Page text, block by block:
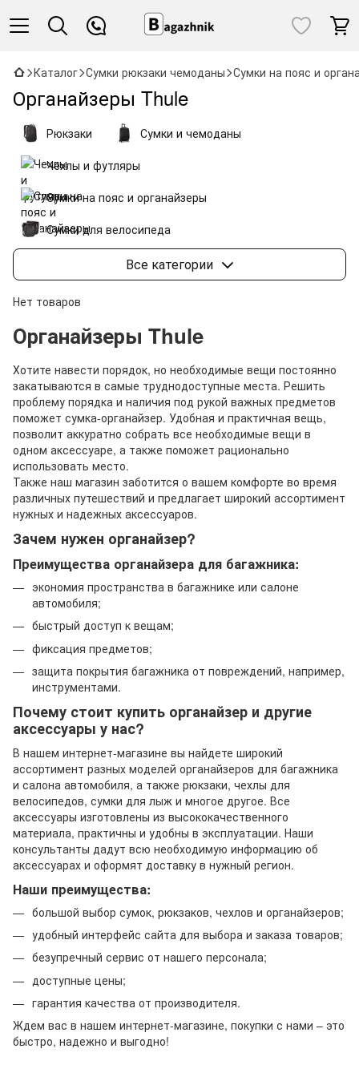
Каталог Сумки рюкзаки чемоданы Сумки на пояс и
Органайзеры Thule
Рюкзаки
Сумки и чемоданы
Чехлы и футляры
Сумки на пояс и органайзеры
Сумки для велосипеда
Сумки для автомобиля
Коллекции Thule
Все категории
Нет товаров
Органайзеры Thule
Хотите навести порядок, но необходимые вещи постоянно
закатываются в самые труднодоступные места. Решить
проблему порядка и наличия под рукой важных предметов
поможет сумка-органайзер. Удобная и практичная вещь,
позволит аккуратно собрать все необходимые вещи в
одном аксессуаре, а также поможет рационально
использовать место.
Также наш магазин заботится о вашем комфорте во время
различных путешествий и предлагает широкий ассортимент
нужных и надежных аксессуаров.
Зачем нужен органайзер?
Преимущества органайзера для багажника:
экономия пространства в багажнике или салоне
автомобиля;
быстрый доступ к вещам;
фиксация предметов;
защита покрытия багажника от повреждений, например,
инструментами.
Почему стоит купить органайзер и другие
аксессуары у нас?
В нашем интернет-магазине вы найдете широкий
ассортимент разных моделей органайзеров для багажника
и салона автомобиля, а также рюкзаки, чехлы для
велосипедов, сумки для лыж и многое другое. Все
аксессуары изготовлены из высококачественного
материала, практичны и удобны в эксплуатации. Наши
консультанты дадут всю необходимую информацию об
аксессуарах и оформят доставку в нужный регион.
Наши преимущества:
большой выбор сумок, рюкзаков, чехлов и органайзеров;
удобный интерфейс сайта для выбора и заказа товаров;
безупречный сервис от нашего персонала;
доступные цены;
гарантия качества от производителя.
Ждем вас в нашем интернет-магазине, покупки с нами – это
быстро, надежно и выгодно!